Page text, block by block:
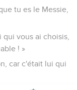
tu es le Messie,
vous ai choisis,
! »
car c'était lui qui